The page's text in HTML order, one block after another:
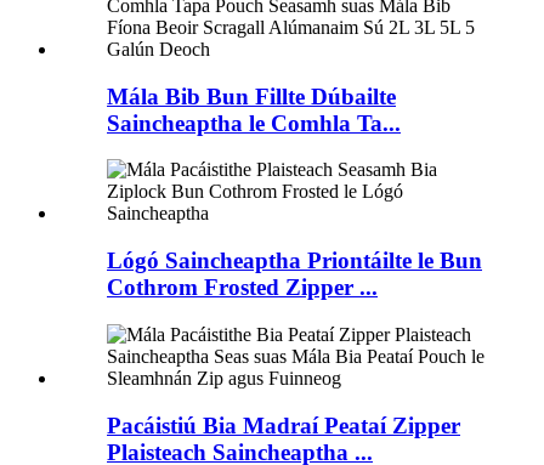
Mála Bib Bun Fillte Dúbailte
Saincheaptha le Comhla Ta...
Lógó Saincheaptha Priontáilte le Bun
Cothrom Frosted Zipper ...
Pacáistiú Bia Madraí Peataí Zipper
Plaisteach Saincheaptha ...